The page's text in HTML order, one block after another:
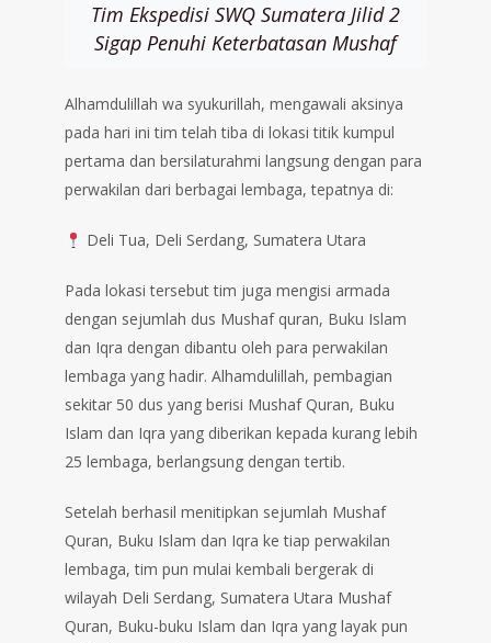
Tim Ekspedisi SWQ Sumatera Jilid 2
Sigap Penuhi Keterbatasan Mushaf
Alhamdulillah wa syukurillah, mengawali aksinya
pada hari ini tim telah tiba di lokasi titik kumpul
pertama dan bersilaturahmi langsung dengan para
perwakilan dari berbagai lembaga, tepatnya di:
Deli Tua, Deli Serdang, Sumatera Utara
Pada lokasi tersebut tim juga mengisi armada
dengan sejumlah dus Mushaf quran, Buku Islam
dan Iqra dengan dibantu oleh para perwakilan
lembaga yang hadir. Alhamdulillah, pembagian
sekitar 50 dus yang berisi Mushaf Quran, Buku
Islam dan Iqra yang diberikan kepada kurang lebih
25 lembaga, berlangsung dengan tertib.
Setelah berhasil menitipkan sejumlah Mushaf
Quran, Buku Islam dan Iqra ke tiap perwakilan
lembaga, tim pun mulai kembali bergerak di
wilayah Deli Serdang, Sumatera Utara Mushaf
Quran, Buku-buku Islam dan Iqra yang layak pun